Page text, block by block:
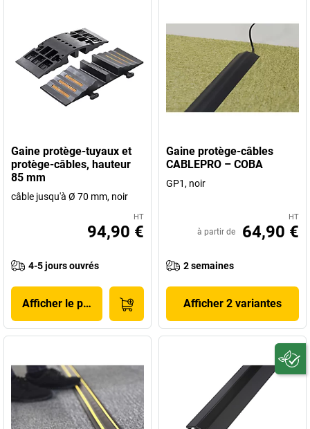
Gaine protège-tuyaux et
protège-câbles, hauteur
85 mm
câble jusqu'à Ø 70 mm, noir
HT
94,90 €
4-5 jours ouvrés
Afficher le produit
Gaine protège-câbles
CABLEPRO – COBA
GP1, noir
HT
à partir de 64,90 €
2 semaines
Afficher 2 variantes